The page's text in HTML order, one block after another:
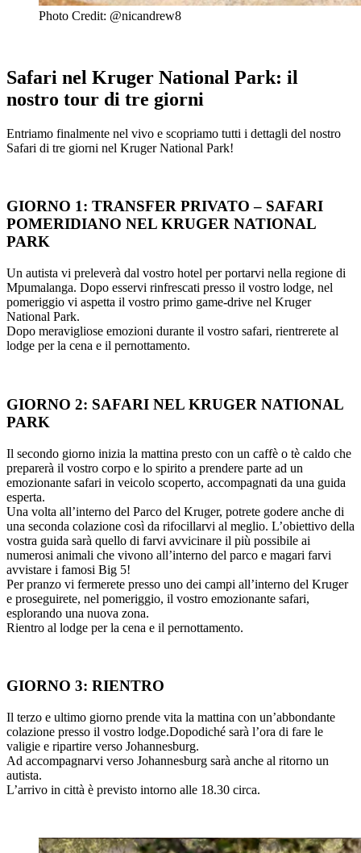
Photo Credit: @nicandrew8
Safari nel Kruger National Park: il
nostro tour di tre giorni
Entriamo finalmente nel vivo e scopriamo tutti i dettagli del nostro
Safari di tre giorni nel Kruger National Park!
GIORNO 1: TRANSFER PRIVATO – SAFARI
POMERIDIANO NEL KRUGER NATIONAL
PARK
Un autista vi preleverà dal vostro hotel per portarvi nella regione di
Mpumalanga. Dopo esservi rinfrescati presso il vostro lodge, nel
pomeriggio vi aspetta il vostro primo game-drive nel Kruger
National Park.
Dopo meravigliose emozioni durante il vostro safari, rientrerete al
lodge per la cena e il pernottamento.
GIORNO 2: SAFARI NEL KRUGER NATIONAL
PARK
Il secondo giorno inizia la mattina presto con un caffè o tè caldo che
preparerà il vostro corpo e lo spirito a prendere parte ad un
emozionante safari in veicolo scoperto, accompagnati da una guida
esperta.
Una volta all’interno del Parco del Kruger, potrete godere anche di
una seconda colazione così da rifocillarvi al meglio. L’obiettivo della
vostra guida sarà quello di farvi avvicinare il più possibile ai
numerosi animali che vivono all’interno del parco e magari farvi
avvistare i famosi Big 5!
Per pranzo vi fermerete presso uno dei campi all’interno del Kruger
e proseguirete, nel pomeriggio, il vostro emozionante safari,
esplorando una nuova zona.
Rientro al lodge per la cena e il pernottamento.
GIORNO 3: RIENTRO
Il terzo e ultimo giorno prende vita la mattina con un’abbondante
colazione presso il vostro lodge.Dopodiché sarà l’ora di fare le
valigie e ripartire verso Johannesburg.
Ad accompagnarvi verso Johannesburg sarà anche al ritorno un
autista.
L’arrivo in città è previsto intorno alle 18.30 circa.